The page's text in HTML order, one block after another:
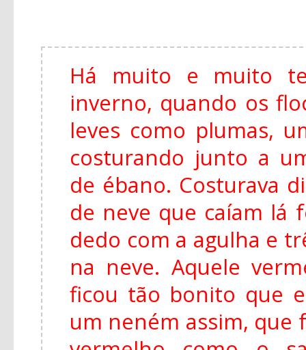
Há muito e muito
inverno, quando os
leves como plumas,
costurando junto a
de ébano. Costurava
de neve que caíam lá
dedo com a agulha e
na neve. Aquele
ficou tão bonito que
um neném assim, que